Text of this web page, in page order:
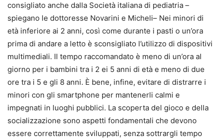
consigliato anche dalla Società italiana di pediatria –
spiegano le dottoresse Novarini e Micheli– Nei minori di
età inferiore ai 2 anni, così come durante i pasti o un’ora
prima di andare a letto è sconsigliato l’utilizzo di dispositivi
multimediali. Il tempo raccomandato è meno di un’ora al
giorno per i bambini tra i 2 ei 5 anni di età e meno di due
ore tra i 5 e gli 8 anni. È bene, infine, evitare di distrarre i
minori con gli smartphone per mantenerli calmi e
impegnati in luoghi pubblici. La scoperta del gioco e della
socializzazione sono aspetti fondamentali che devono
essere correttamente sviluppati, senza sottrargli tempo